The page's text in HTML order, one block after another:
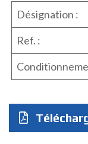
Désignation :
Ref. :